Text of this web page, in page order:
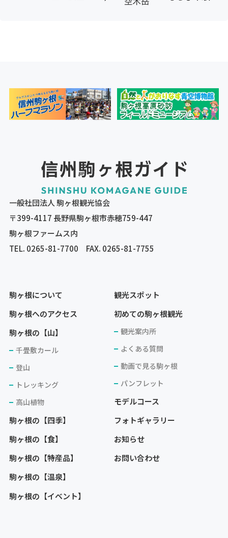
一般社団法人 駒ヶ根観光協会
〒399-4117 長野県駒ヶ根市赤穂759-447
駒ヶ根ファームス内
TEL. 0265-81-7700 FAX. 0265-81-7755
駒ヶ根について
駒ヶ根へのアクセス
駒ヶ根の【山】
千畳敷カール
登山
トレッキング
高山植物
駒ヶ根の【四季】
駒ヶ根の【食】
駒ヶ根の【特産品】
駒ヶ根の【温泉】
駒ヶ根の【イベント】
観光スポット
初めての駒ヶ根観光
観光案内所
よくある質問
動画で見る駒ヶ根
パンフレット
モデルコース
フォトギャラリー
お知らせ
お問い合わせ